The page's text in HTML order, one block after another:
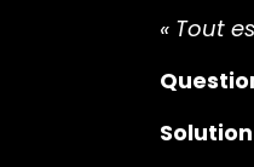
« Tout
Solution